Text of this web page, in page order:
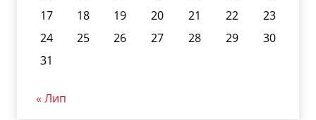
17
18 19 20 21 22
23
24
25 26 27 28 29
30
31
« Лип